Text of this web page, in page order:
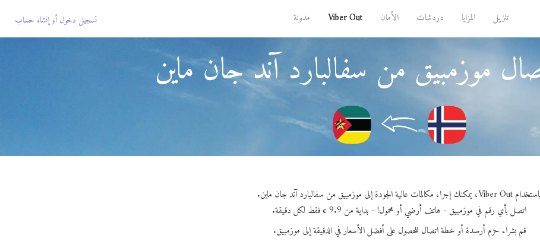
تنزيل المزايا دردشات الأمان Viber Out مدونة تسجيل دخول أوإنشاء حساب
موزمبيق من سفالبارد آند جان ماين
باستخدام Viber Out، يمكنك إجراء مكالمات عالية الجودة إلى موزمبيق من سفالبارد آند جان ماين.
اتصل بأي رقم في موزمبيق - هاتف أرضي أو محمول! - بداية من 9.9 ¢ فقط لكل دقيقة.
قم بشراء حزم أرصدة أو خطة اتصال للحصول على أفضل الأسعار في الدقيقة إلى موزمبيق.